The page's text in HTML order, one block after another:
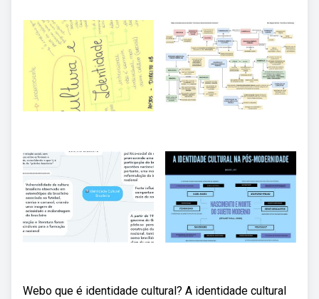
Webo que é identidade cultural? A identidade cultural